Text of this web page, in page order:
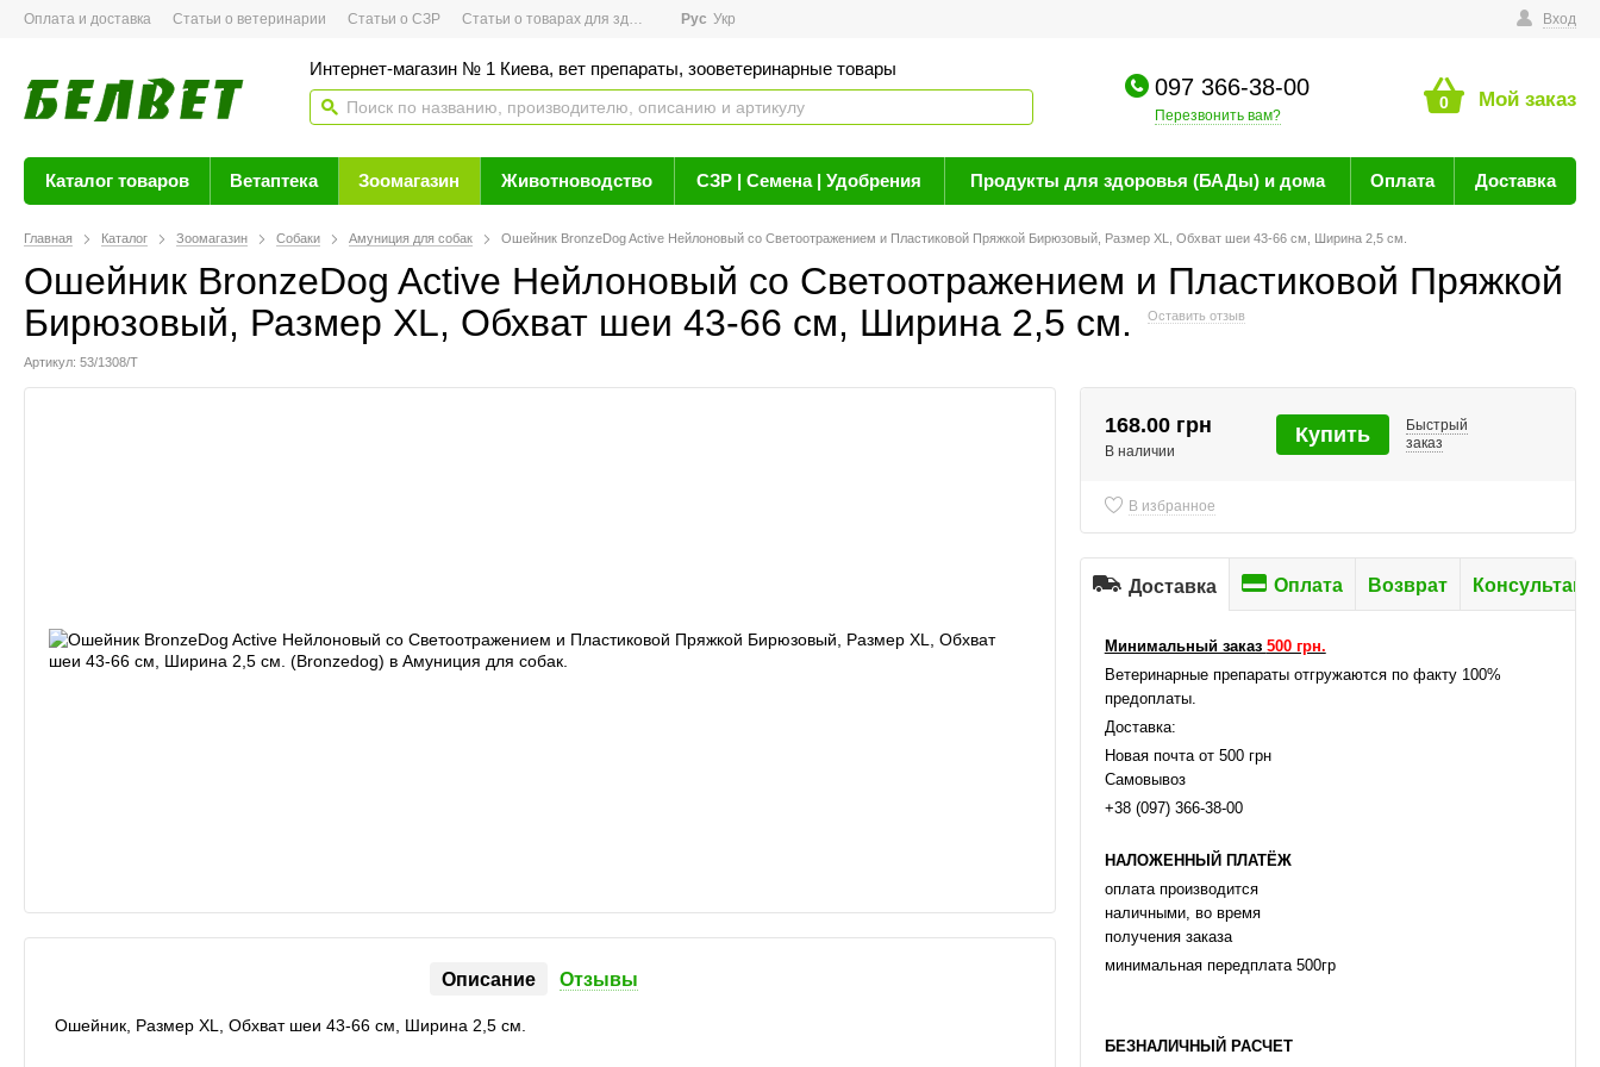
Оплата и доставка Статьи о ветеринарии Статьи о СЗР Статьи о товарах для здоровья Новости Вход
Рус Укр
Интернет-магазин № 1 Киева, вет препараты, зооветеринарные товары
097 366-38-00
Перезвонить вам?
0 Мой заказ
Каталог товаров Ветаптека Зоомагазин Животноводство СЗР | Семена | Удобрения Продукты для здоровья (БАДы) и дома Оплата Доставка
Главная Каталог Зоомагазин Собаки Амуниция для собак Ошейник BronzeDog Active Нейлоновый со Светоотражением и Пластиковой Пряжкой Бирюзовый, Размер ХL, Обхват шеи 43-66 см, Ширина 2,5 см.
Ошейник BronzeDog Active Нейлоновый со Светоотражением и Пластиковой Пряжкой
Бирюзовый, Размер ХL, Обхват шеи 43-66 см, Ширина 2,5 см.
Оставить отзыв
Артикул: 53/1308/Т
Описание Отзывы
Ошейник, Размер ХL, Обхват шеи 43-66 см, Ширина 2,5 см.
168.00 грн
В наличии
Купить
Быстрый
заказ
В избранное
Доставка Оплата Возврат
Минимальный заказ 500 грн.
Ветеринарные препараты отгружаются по факту 100%
предоплаты.
Доставка:
Новая почта от 500 грн
Самовывоз
+38 (097) 366-38-00
НАЛОЖЕННЫЙ ПЛАТЁЖ
оплата производится
наличными, во время
получения заказа
минимальная передплата 500гр
БЕЗНАЛИЧНЫЙ РАСЧЕТ